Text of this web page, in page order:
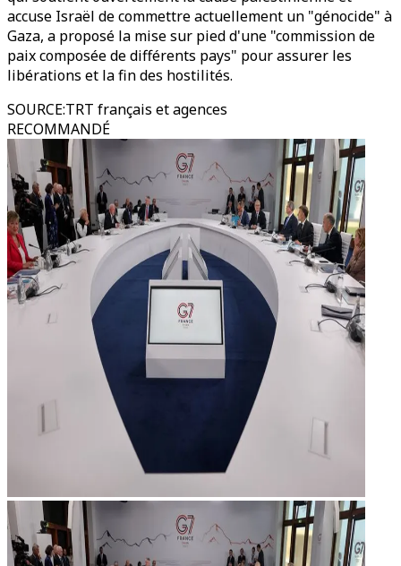
accuse Israël de commettre actuellement un "génocide" à
Gaza, a proposé la mise sur pied d'une "commission de
paix composée de différents pays" pour assurer les
libérations et la fin des hostilités.
SOURCE:TRT français et agences
RECOMMANDÉ